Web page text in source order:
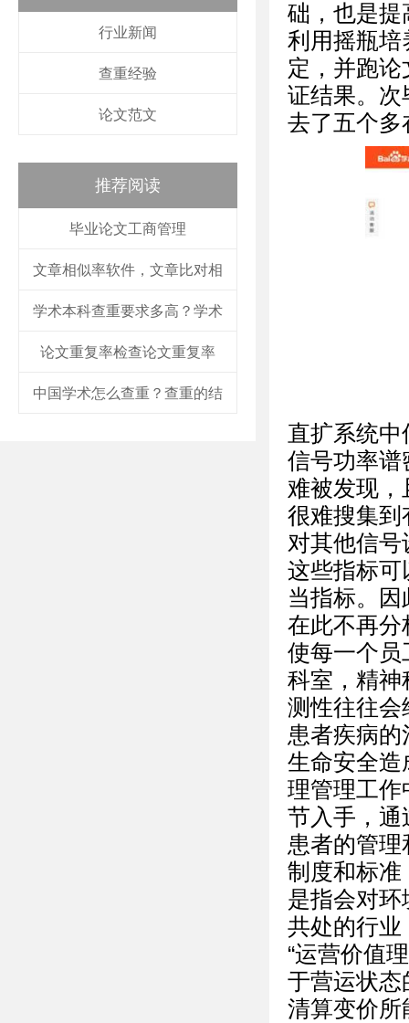
行业新闻
查重经验
论文范文
推荐阅读
毕业论文工商管理
文章相似率软件，文章比对相
学术本科查重要求多高？学术
论文重复率检查论文重复率
中国学术怎么查重？查重的结
础，也是提
利用摇瓶培
定，并跑
证结果。次
去了五个多
直扩系统
信号功率谱
难被发现
很难搜集到
对其他信
这些指标可
当指标。
在此不再分
使每一个员
科室，精神
测性往往会
患者疾病
生命安全造
理管理工作
节入手，通
患者的管
制度和标准
是指会对
共处的行业
“运营价值
于营运状态
清算变价所